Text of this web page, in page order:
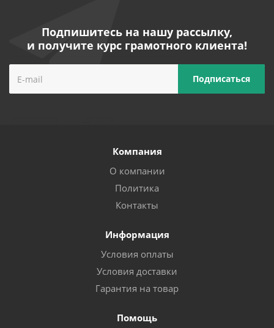
Подпишитесь на нашу рассылку,
и получите курс грамотного клиента!
Компания
О компании
Политика
Контакты
Информация
Условия оплаты
Условия доставки
Гарантия на товар
Помощь